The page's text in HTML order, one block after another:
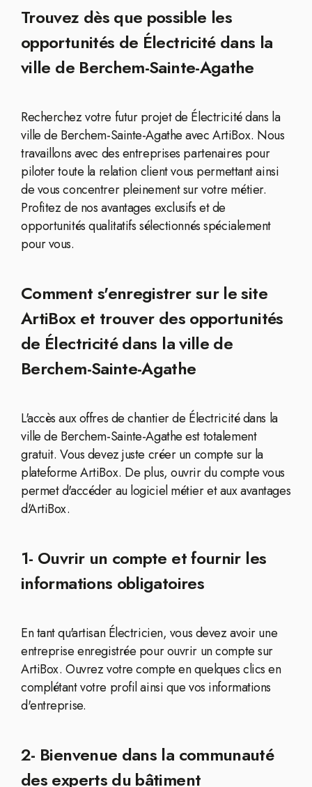
Trouvez dès que possible les
opportunités de Électricité dans la
ville de Berchem-Sainte-Agathe
Recherchez votre futur projet de Électricité dans la
ville de Berchem-Sainte-Agathe avec ArtiBox. Nous
travaillons avec des entreprises partenaires pour
piloter toute la relation client vous permettant ainsi
de vous concentrer pleinement sur votre métier.
Profitez de nos avantages exclusifs et de
opportunités qualitatifs sélectionnés spécialement
pour vous.
Comment s'enregistrer sur le site
ArtiBox et trouver des opportunités
de Électricité dans la ville de
Berchem-Sainte-Agathe
L'accès aux offres de chantier de Électricité dans la
ville de Berchem-Sainte-Agathe est totalement
gratuit. Vous devez juste créer un compte sur la
plateforme ArtiBox. De plus, ouvrir du compte vous
permet d'accéder au logiciel métier et aux avantages
d'ArtiBox.
1- Ouvrir un compte et fournir les
informations obligatoires
En tant qu'artisan Électricien, vous devez avoir une
entreprise enregistrée pour ouvrir un compte sur
ArtiBox. Ouvrez votre compte en quelques clics en
complétant votre profil ainsi que vos informations
d'entreprise.
2- Bienvenue dans la communauté
des experts du bâtiment